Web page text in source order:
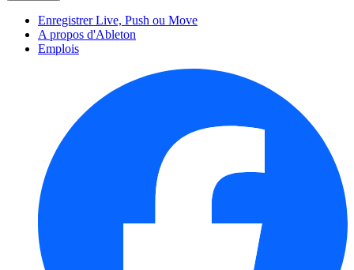
Enregistrer Live, Push ou Move
A propos d'Ableton
Emplois